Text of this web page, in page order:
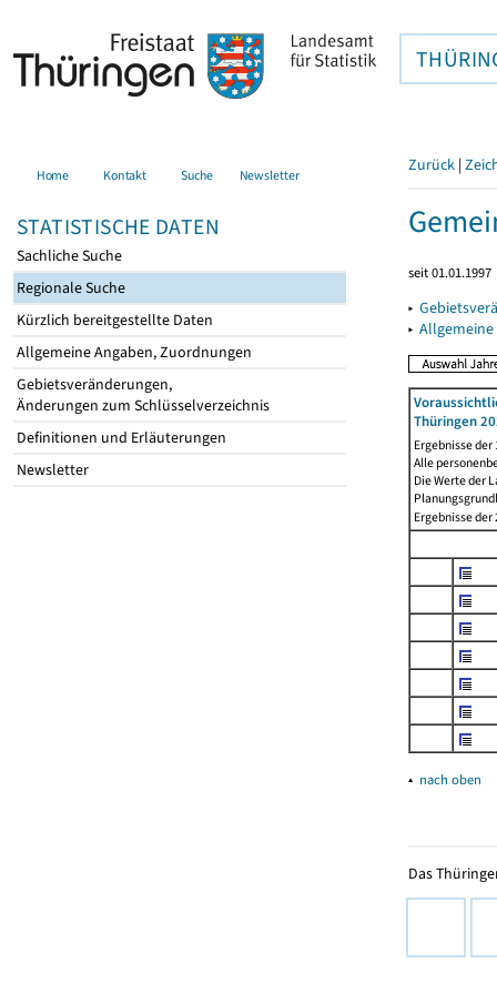
Home Kontakt Suche Newsletter
STATISTISCHE DATEN
Sachliche Suche
Regionale Suche
Kürzlich bereitgestellte Daten
Allgemeine Angaben, Zuordnungen
Gebietsveränderungen,
Änderungen zum Schlüsselverzeichnis
Definitionen und Erläuterungen
Newsletter
Zurück |
seit 01.01.1997
▸
▸
Thüringen
Ergebnisse
Alle
Die Werte der
Ergebnisse
▴ nach oben
Das